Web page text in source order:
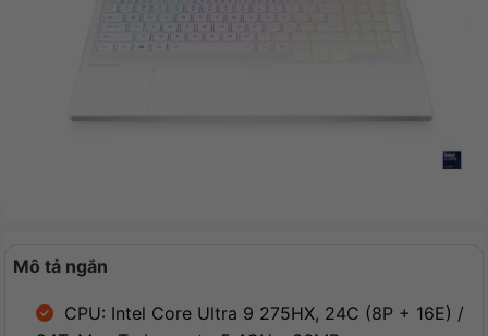
Mô tả ngắn
CPU: Intel Core Ultra 9 275HX, 24C (8P + 16E) /